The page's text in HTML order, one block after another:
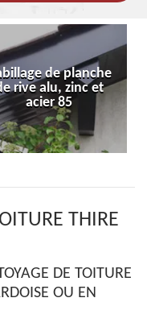
de planche
rive alu, zinc et
acier 85
THIRE
DE TOITURE
OU EN